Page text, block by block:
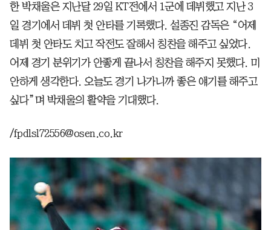
한 박채울은 지난달 29일 KT전에서 1군에 데뷔했고 지난 3
일 경기에서 데뷔 첫 안타를 기록했다. 설종진 감독은 “어제
데뷔 첫 안타도 치고 작전도 잘해서 칭찬을 해주고 싶었다.
어제 경기 분위기가 안좋게 끝나서 칭찬을 해주지 못했다. 미
안하게 생각한다. 오늘도 경기 나가니까 좋은 얘기를 해주고
싶다”며 박채울의 활약을 기대했다.
/fpdlsl72556@osen.co.kr